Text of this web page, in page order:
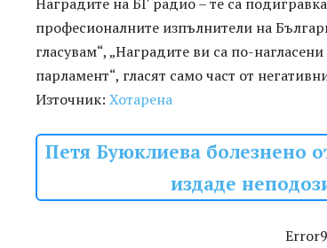
професионалните изпълнители на
гласувам“, „Наградите ви са по-
парламент“, гласят само част от
Източник: Хотарена
Петя Буюклиева болезнено
издаде
Error9